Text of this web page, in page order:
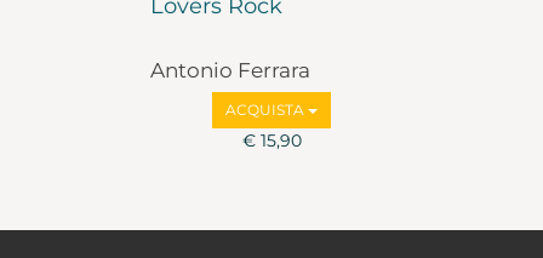
Lovers Rock
Antonio Ferrara
ACQUISTA
€ 15,90